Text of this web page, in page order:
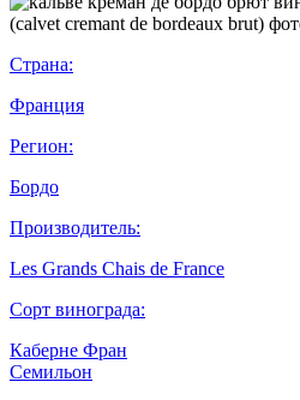
Страна:
Франция
Регион:
Бордо
Производитель:
Les Grands Chais de France
Сорт винограда:
Каберне Фран
Семильон